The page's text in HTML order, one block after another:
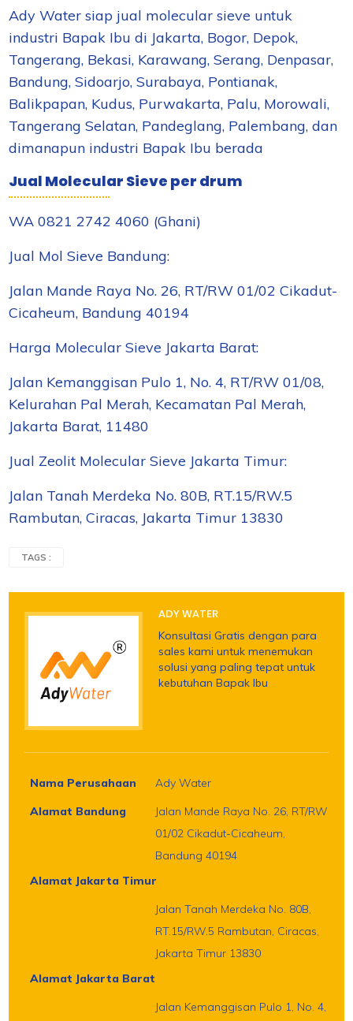
Ady Water siap jual molecular sieve untuk
industri Bapak Ibu di Jakarta, Bogor, Depok,
Tangerang, Bekasi, Karawang, Serang, Denpasar,
Bandung, Sidoarjo, Surabaya, Pontianak,
Balikpapan, Kudus, Purwakarta, Palu, Morowali,
Tangerang Selatan, Pandeglang, Palembang, dan
dimanapun industri Bapak Ibu berada
Jual Molecular Sieve per drum
WA 0821 2742 4060 (Ghani)
Jual Mol Sieve Bandung:
Jalan Mande Raya No. 26, RT/RW 01/02 Cikadut-
Cicaheum, Bandung 40194
Harga Molecular Sieve Jakarta Barat:
Jalan Kemanggisan Pulo 1, No. 4, RT/RW 01/08,
Kelurahan Pal Merah, Kecamatan Pal Merah,
Jakarta Barat, 11480
Jual Zeolit Molecular Sieve Jakarta Timur:
Jalan Tanah Merdeka No. 80B, RT.15/RW.5
Rambutan, Ciracas, Jakarta Timur 13830
TAGS :
ADY WATER
Konsultasi Gratis dengan para
sales kami untuk menemukan
solusi yang paling tepat untuk
kebutuhan Bapak Ibu
Nama Perusahaan
Ady Water
Alamat Bandung
Jalan Mande Raya No. 26, RT/RW
01/02 Cikadut-Cicaheum,
Bandung 40194
Alamat Jakarta Timur
Jalan Tanah Merdeka No. 80B,
RT.15/RW.5 Rambutan, Ciracas,
Jakarta Timur 13830
Alamat Jakarta Barat
Jalan Kemanggisan Pulo 1, No. 4,